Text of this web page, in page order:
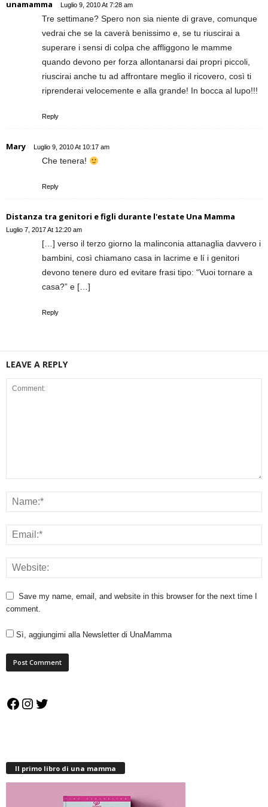
unamamma Luglio 9, 2010 At 7:28 am
Tre settimane? Spero non sia niente di grave, comunque
vedrai che se la caverà benissimo e, se tu riuscirai a
superare i sensi di colpa che affliggono le mamme
quando devono per forza allontanarsi dai propri piccoli,
riuscirai anche tu ad affrontare meglio il ricovero, così ti
riprenderai velocemente e alla grande! In bocca al lupo!!!
Reply
Mary Luglio 9, 2010 At 10:17 am
Che tenera!
Reply
Distanza tra genitori e figli durante l'estate Una Mamma
Luglio 7, 2017 At 12:20 am
[…] verso il terzo giorno la malinconia attanaglia davvero i
bambini, così chiamano casa in lacrime e lí i genitori
devono tenere duro ed evitare frasi tipo: “Vuoi tornare a
casa?” e […]
Reply
LEAVE A REPLY
Save my name, email, and website in this browser for the next time I
comment.
Sì, aggiungimi alla Newsletter di UnaMamma
Facebook
Instagram
Twitter
Il primo libro di una mamma